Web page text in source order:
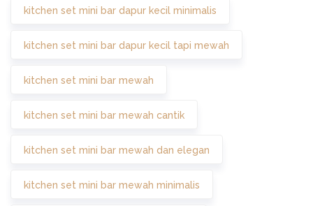
kitchen set mini bar dapur kecil minimalis
kitchen set mini bar dapur kecil tapi mewah
kitchen set mini bar mewah
kitchen set mini bar mewah cantik
kitchen set mini bar mewah dan elegan
kitchen set mini bar mewah minimalis